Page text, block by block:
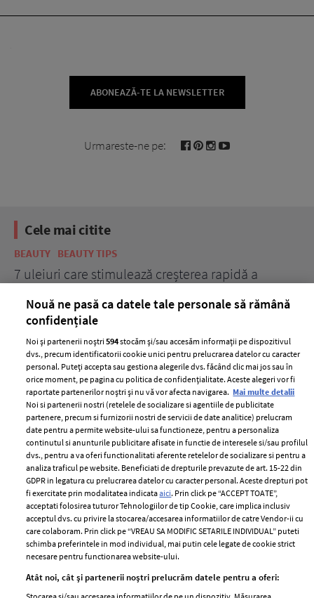
ABONEAZĂ-TE LA NEWSLETTER
Urmareste-ne pe:
Cele mai citite
BEAUTY BEAUTY TIPS
7 uleiuri care stimulează creșterea rapidă a
ELLE Style Awards
2024
Despre ELLE
Romania
Contact
Abonamente
Termeni si conditii
Politica de
confidențialitate
Politica de cookies
Publicitate
GSP
femei
Nouă ne pasă ca datele tale personale să rămână
confidențiale
Noi și partenerii noștri594stocăm și/sau accesăm informații pe dispozitivul
dvs., precum identificatorii cookie unici pentru prelucrarea datelor cu caracter
personal. Puteți accepta sau gestiona alegerile dvs. făcând clic mai jos sau în
orice moment, pe pagina cu politica de confidențialitate. Aceste alegeri vor fi
raportate partenerilor noștri și nu vă vor afecta navigarea. Mai multe detalii
Noi si partenerii nostri (retelele de socializare si agentiile de publicitate
partenere, precum si furnizorii nostri de servicii de date analitice) prelucram
date pentru a permite website-ului sa functioneze, pentru a personaliza
continutul si anunturile publicitare afisate in functie de interesele si/sau profilul
dvs., pentru a va oferi functionalitati aferente retelelor de socializare si pentru a
analiza traficul pe website. Beneficiati de drepturile prevazute de art. 15-22 din
GDPR in legatura cu prelucrarea datelor cu caracter personal. Aceste drepturi pot
fi exercitate prin modalitatea indicataaici. Prin click pe “ACCEPT TOATE”,
acceptati folosirea tuturor Tehnologiilor de tip Cookie, care implica inclusiv
acceptul dvs. cu privire la stocarea/accesarea informatiilor de catre Vendor-ii cu
care colaboram. Prin click pe “VREAU SA MODIFIC SETARILE INDIVIDUAL” puteti
schimba preferintele in mod individual, mai putin cele legate de cookie strict
necesare pentru functionarea website-ului.
Atât noi, cât și partenerii noștri prelucrăm datele pentru a oferi: